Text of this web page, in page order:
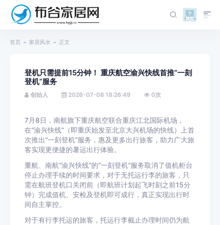
首页 家居风水 正文
登机只需提前15分钟！ 重庆航空渝兴快线首推“一刻
登机”服务
创始人 2026-07-08 18:26:49 0次
7月8日，南航旗下重庆航空联合重庆江北国际机场，
在“渝兴快线”（即重庆始发至北京大兴机场的快线）上首
次推出“一刻登机”服务，惠及更多出行旅客，助力广大旅
客实现更便捷的暑运出行体验。
重航、南航“渝兴快线”的“一刻登机”服务取消了值机柜台
停止办理手续的时间要求，对于无托运行李的旅客，只
需在航班登机口关闭前（即航班计划起飞时刻之前15分
钟）完成值机、安检及登机即可成行，真正实现出行时
间自主掌控。
对于有行李托运的旅客，托运行李截止办理时间仍为航